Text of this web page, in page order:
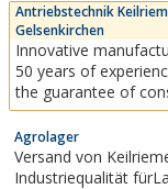
Antriebstechnik
Gelsenkirchen
Innovative
50 years of
the guarantee of
customers. No matter
our wide range of V-
the perfect solution.
constantly working
Agrolager
Versand von Keilriemen, Kugellager und
Industriequalität